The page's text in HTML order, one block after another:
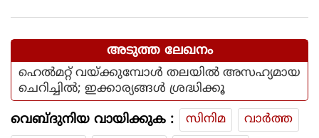
അടുത്ത ലേഖനം
ഹെല്‍മറ്റ് വയ്ക്കുമ്പോള്‍ തലയില്‍ അസഹ്യമായ
ചെറിച്ചില്‍; ഇക്കാര്യങ്ങള്‍ ശ്രദ്ധിക്കൂ
വെബ്ദുനിയ വായിക്കുക : സിനിമ
വാര്‍ത്ത